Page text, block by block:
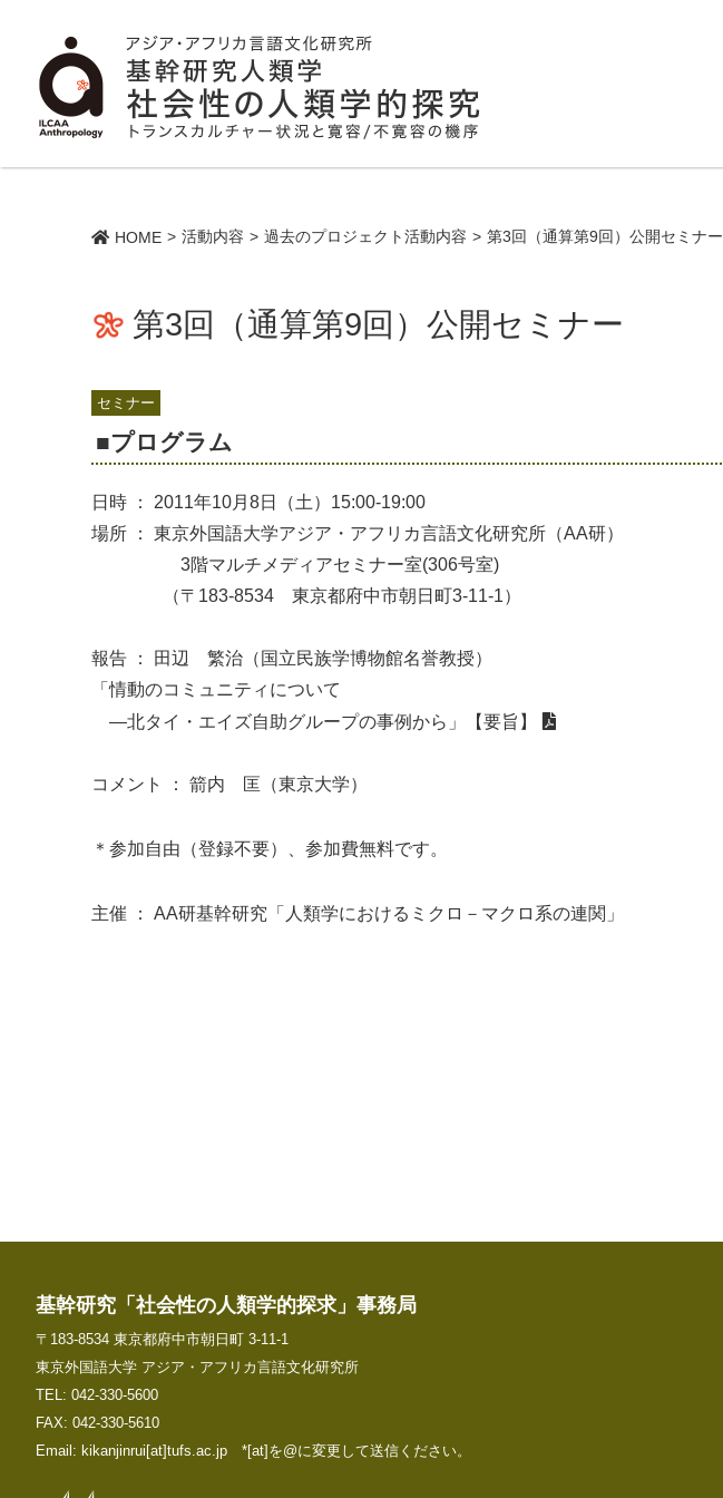
HOME 活動内容 過去のプロジェクト活動内容 第3回（通算第9回）公開セミナー
第3回（通算第9回）公開セミナー
セミナー
■プログラム
日時 ： 2011年10月8日（土）15:00-19:00
場所 ： 東京外国語大学アジア・アフリカ言語文化研究所（AA研）
3階マルチメディアセミナー室(306号室)
（〒183-8534 東京都府中市朝日町3-11-1）
報告 ： 田辺 繁治（国立民族学博物館名誉教授）
「情動のコミュニティについて
―北タイ・エイズ自助グループの事例から」
【要旨】
コメント ： 箭内 匡（東京大学）
＊参加自由（登録不要）、参加費無料です。
主催 ： AA研基幹研究「人類学におけるミクロ－マクロ系の連関」
基幹研究「社会性の人類学的探求」事務局
〒183-8534 東京都府中市朝日町 3-11-1
東京外国語大学 アジア・アフリカ言語文化研究所
TEL: 042-330-5600
FAX: 042-330-5610
Email: kikanjinrui[at]tufs.ac.jp *[at]を@に変更して送信ください。